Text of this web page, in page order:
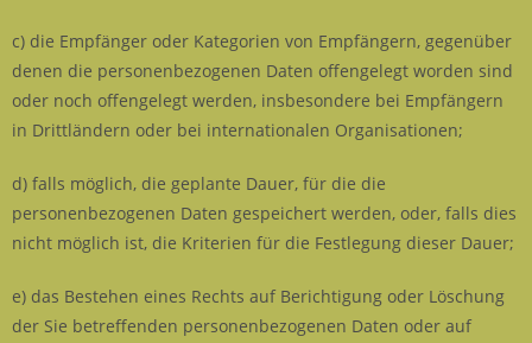
c) die Empfänger oder Kategorien von Empfängern, gegenüber
denen die personenbezogenen Daten offengelegt worden sind
oder noch offengelegt werden, insbesondere bei Empfängern
in Drittländern oder bei internationalen Organisationen;
d) falls möglich, die geplante Dauer, für die die
personenbezogenen Daten gespeichert werden, oder, falls dies
nicht möglich ist, die Kriterien für die Festlegung dieser Dauer;
e) das Bestehen eines Rechts auf Berichtigung oder Löschung
der Sie betreffenden personenbezogenen Daten oder auf